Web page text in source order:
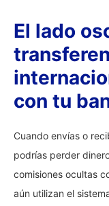
El lado
con tu
Cuando envías o
podrías perder
comisiones ocultas
aún utilizan el